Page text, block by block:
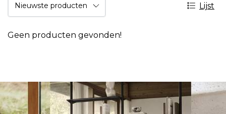
Lijst
Geen producten gevonden!